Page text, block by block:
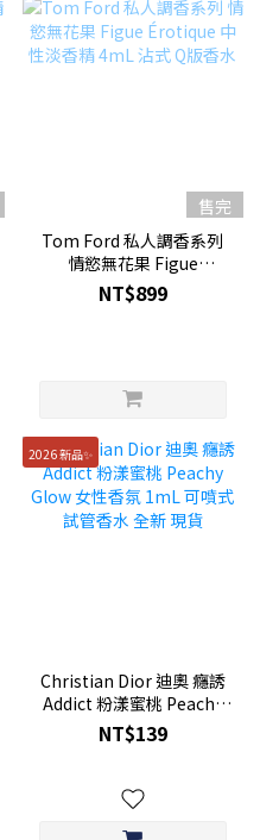
售完
Tom Ford 私人調香系列
情慾無花果 Figue
Érotique 中性淡香精 4mL
沾式 Q版香水
NT$899
2026 新品✨
Christian Dior 迪奧 癮誘
Addict 粉漾蜜桃 Peachy
Glow 女性香氛 1mL 可噴
式 試管香水 全新 現貨
NT$139